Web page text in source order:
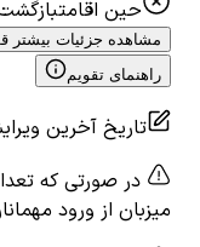
حین اقامتبازگشت ۵۰٪
مشاهده جزئیات بیشتر
راهنمای تقویم
تاریخ آخرین
در صورتی که
میزبان از ورود